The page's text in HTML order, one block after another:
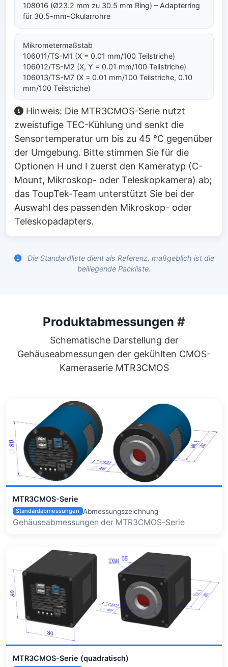
108016 (Ø23.2 mm zu 30.5 mm Ring) – Adapterring
für 30.5-mm-Okularrohre
Mikrometermaßstab
106011/TS-M1 (X = 0.01 mm/100 Teilstriche)
106012/TS-M2 (X, Y = 0.01 mm/100 Teilstriche)
106013/TS-M7 (X = 0.01 mm/100 Teilstriche, 0.10
mm/100 Teilstriche)
Hinweis: Die MTR3CMOS-Serie nutzt
zweistufige TEC-Kühlung und senkt die
Sensortemperatur um bis zu 45 °C gegenüber
der Umgebung. Bitte stimmen Sie für die
Optionen H und I zuerst den Kameratyp (C-
Mount, Mikroskop- oder Teleskopkamera) ab;
das ToupTek-Team unterstützt Sie bei der
Auswahl des passenden Mikroskop- oder
Teleskopadapters.
Die Standardliste dient als Referenz, maßgeblich ist die
beiliegende Packliste.
Produktabmessungen #
Schematische Darstellung der
Gehäuseabmessungen der gekühlten CMOS-
Kameraserie MTR3CMOS
MTR3CMOS-Serie
Standardabmessungen Abmessungszeichnung
Gehäuseabmessungen der MTR3CMOS-Serie
MTR3CMOS-Serie (quadratisch)